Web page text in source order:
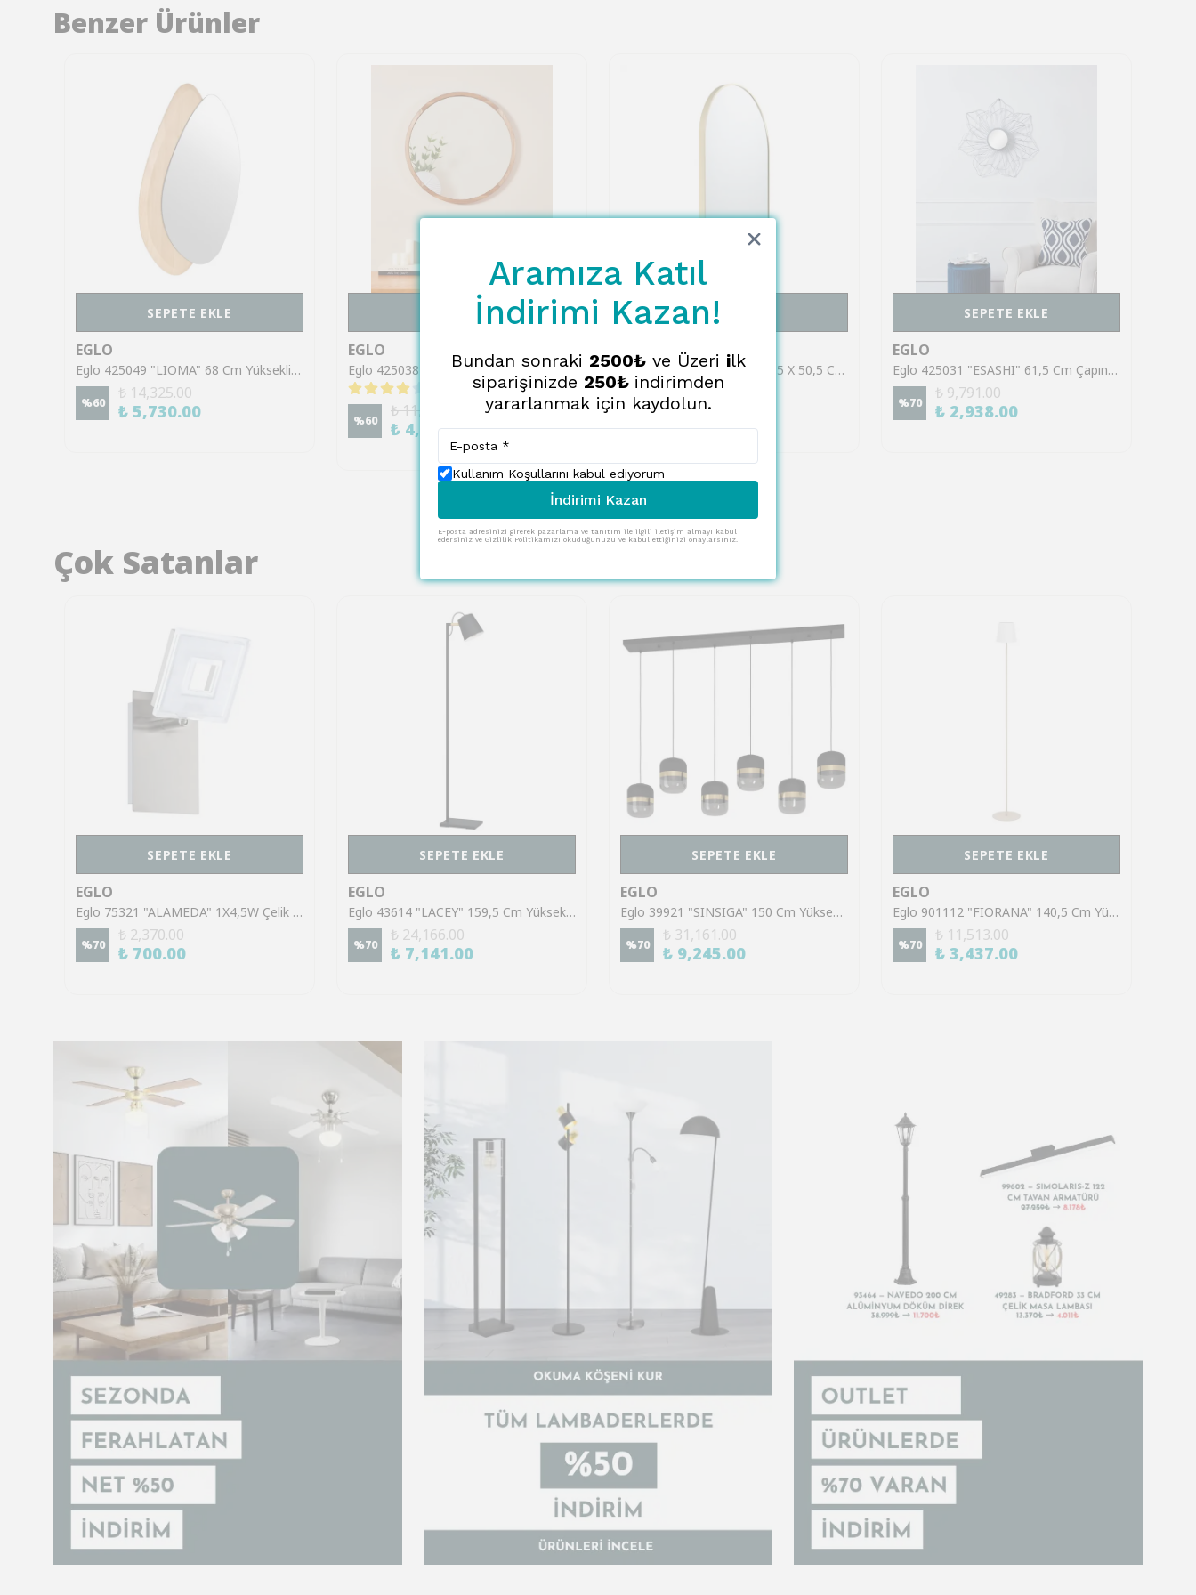
Benzer Ürünler
SEPETE EKLE
EGLO
Eglo 425049 "LIOMA" 68 Cm Yüksekliğinde 48 Cm Uzunluğunda Dekoratif Doğal Ahşap Ayna
%60
₺ 14,325.00
₺ 5,730.00
SEPETE EKLE
EGLO
Eglo 425038 "BANI" 70 Cm Çapında Dekoratif Kahverengi Ahşap Ayna
1 değerlendirme
%60
₺ 11,910.00
₺ 4,764.00
SEPETE EKLE
EGLO
Eglo 425057 "AMBERY" 75,5 X 50,5 Cm Ölçülerinde Dekoratif Gold Ayna
%60
₺ 12,479.00
₺ 4,992.00
SEPETE EKLE
EGLO
Eglo 425031 "ESASHI" 61,5 Cm Çapında Dekoratif Krom Çelik Ayna
%70
₺ 9,791.00
₺ 2,938.00
Çok Satanlar
SEPETE EKLE
EGLO
Eglo 75321 "ALAMEDA" 1X4,5W Çelik Nikel Mat Sıva Üstü Spot
%70
₺ 2,370.00
₺ 700.00
SEPETE EKLE
EGLO
Eglo 43614 "LACEY" 159,5 Cm Yüksekliğinde Çelik, Ahşap Köşe Lambası Lambader
%70
₺ 24,166.00
₺ 7,141.00
SEPETE EKLE
EGLO
Eglo 39921 "SINSIGA" 150 Cm Yüksekliğinde Çelik Siyah Sarkıt Avize
%70
₺ 31,161.00
₺ 9,245.00
SEPETE EKLE
EGLO
Eglo 901112 "FIORANA" 140,5 Cm Yüksekliğinde Çelik Köşe Lambası Lambader
%70
₺ 11,513.00
₺ 3,437.00
Aramıza Katıl
İndirimi Kazan!
Bundan sonraki 2500₺ve Üzeri ilk
siparişinizde 250₺ indirimden
yararlanmak için kaydolun.
Kullanım Koşullarını kabul ediyorum
İndirimi Kazan
E-posta adresinizi girerek pazarlama ve tanıtım ile ilgili iletişim almayı kabul
edersiniz ve Gizlilik Politikamızı okuduğunuzu ve kabul ettiğinizi onaylarsınız.